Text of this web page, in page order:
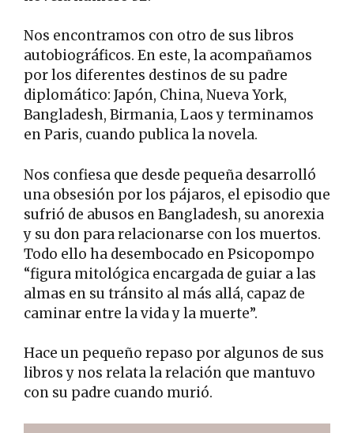
Nos encontramos con otro de sus libros
autobiográficos. En este, la acompañamos
por los diferentes destinos de su padre
diplomático: Japón, China, Nueva York,
Bangladesh, Birmania, Laos y terminamos
en Paris, cuando publica la novela.
Nos confiesa que desde pequeña desarrolló
una obsesión por los pájaros, el episodio que
sufrió de abusos en Bangladesh, su anorexia
y su don para relacionarse con los muertos.
Todo ello ha desembocado en Psicopompo
“figura mitológica encargada de guiar a las
almas en su tránsito al más allá, capaz de
caminar entre la vida y la muerte”.
Hace un pequeño repaso por algunos de sus
libros y nos relata la relación que mantuvo
con su padre cuando murió.